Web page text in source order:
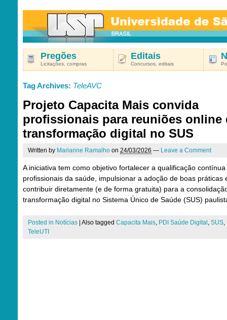
Pregões
Licitações, compras
Editais
Concursos, editais
Tag Archives: TeleAVC
Projeto Capacita Mais convida
profissionais para reuniões online
transformação digital no SUS
Written by Marianne Ramalho on 24/03/2026 — Leave a Comment
A iniciativa tem como objetivo fortalecer a qualificação contínua
profissionais da saúde, impulsionar a adoção de boas práticas
contribuir diretamente (e de forma gratuita) para a
transformação digital no Sistema Único de Saúde (SUS)
Posted in Notícias Also tagged Capacita Mais, PDI Saúde Digital , SUS,
TeleUTI